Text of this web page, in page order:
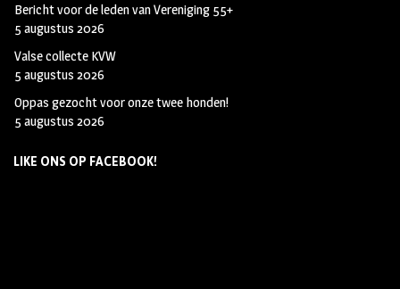
Bericht voor de leden van Vereniging 55+
5 augustus 2026
Valse collecte KVW
5 augustus 2026
Oppas gezocht voor onze twee honden!
5 augustus 2026
LIKE ONS OP FACEBOOK!